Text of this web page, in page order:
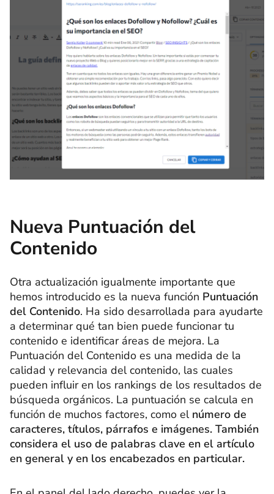
Nueva Puntuación del
Contenido
Otra actualización igualmente importante que
hemos introducido es la nueva función Puntuación
del Contenido. Ha sido desarrollada para ayudarte
a determinar qué tan bien puede funcionar tu
contenido e identificar áreas de mejora. La
Puntuación del Contenido es una medida de la
calidad y relevancia del contenido, las cuales
pueden influir en los rankings de los resultados de
búsqueda orgánicos. La puntuación se calcula en
función de muchos factores, como el número de
caracteres, títulos, párrafos e imágenes. También
considera el uso de palabras clave en el artículo
en general y en los encabezados en particular.